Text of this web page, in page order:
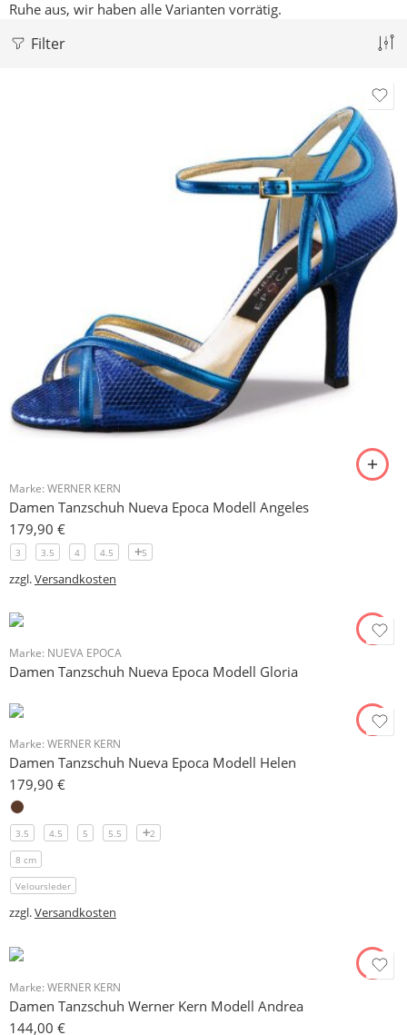
Ruhe aus, wir haben alle Varianten vorrätig.
Filter
Marke: WERNER KERN
Damen Tanzschuh Nueva Epoca Modell Angeles
179,90 €
3 3.5 4 4.5 5
zzgl.Versandkosten
Marke: NUEVA EPOCA
Damen Tanzschuh Nueva Epoca Modell Gloria
Marke: WERNER KERN
Damen Tanzschuh Nueva Epoca Modell Helen
179,90 €
3.5 4.5 5 5.5 2
8 cm
Veloursleder
zzgl.Versandkosten
Marke: WERNER KERN
Damen Tanzschuh Werner Kern Modell Andrea
144,00 €